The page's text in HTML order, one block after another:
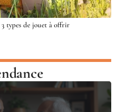
types de jouet à offrir